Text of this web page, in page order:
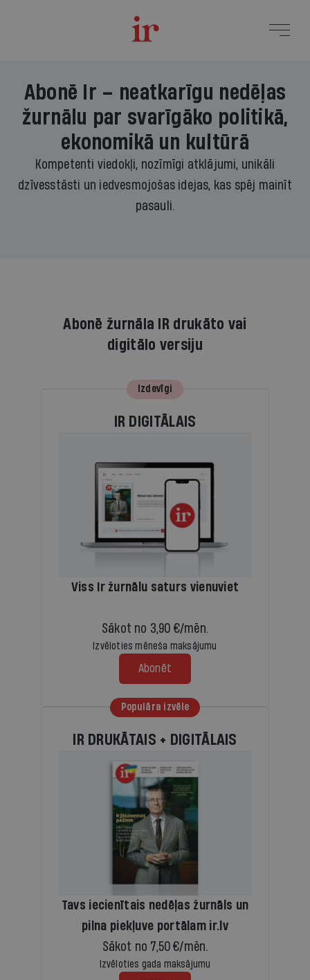
Abonē Ir – neatkarīgu nedēļas
žurnālu par svarīgāko politikā,
ekonomikā un kultūrā
Kompetenti viedokļi, nozīmīgi atklājumi, unikāli
dzīvesstāsti un iedvesmojošas idejas, kas spēj mainīt
pasauli.
Abonē žurnāla IR drukāto vai
digitālo versiju
Izdevīgi
IR DIGITĀLAIS
Viss Ir žurnālu saturs vienuviet
Sākot no 3,90 €/mēn.
Izvēloties mēneša maksājumu
Abonēt
Populāra izvēle
IR DRUKĀTAIS + DIGITĀLAIS
Tavs iecienītais nedēļas žurnāls un
pilna piekļuve portālam ir.lv
Sākot no 7,50 €/mēn.
Izvēloties gada maksājumu